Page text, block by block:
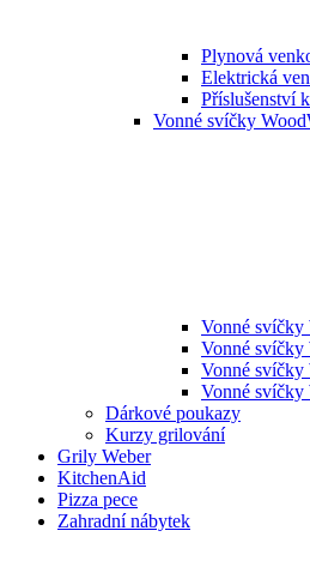
Plynová
Elektrická
Příslušenství
Vonné svíčky
Vonné
Vonné svíčky
Vonné svíčky
Vonné
Dárkové poukazy
Kurzy grilování
Grily Weber
KitchenAid
Pizza pece
Zahradní nábytek